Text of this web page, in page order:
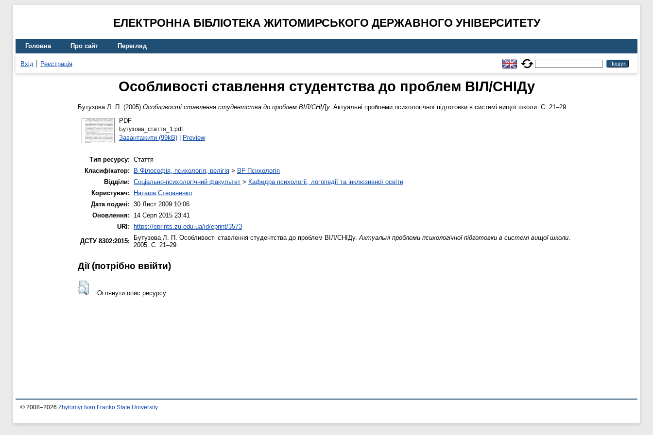
ЕЛЕКТРОННА БІБЛІОТЕКА ЖИТОМИРСЬКОГО ДЕРЖАВНОГО УНІВЕРСИТЕТУ
Головна Про сайт Перегляд
Вхід Реєстрація
Особливості ставлення студентства до проблем ВІЛ/СНІДу
Бутузова Л. П. (2005) Особливості ставлення студентства до проблем ВІЛ/СНІДу. Актуальні проблеми психологічної підготовки в системі вищої школи. С. 21–29.
PDF
Бутузова_стаття_1.pdf
Завантажити (99kB)| Preview
Тип ресурсу: Стаття
Класифікатор:
B Філософія, психологія, релігія > BF Психологія
Відділи: Соціально-психологічний факультет > Кафедра психології, логопедії та інклюзивної освіти
Користувач:
Наташа Степаненко
Дата подачі: 30 Лист 2009 10:06
Оновлення:
14 Серп 2015 23:41
URI:
https://eprints.zu.edu.ua/id/eprint/3573
ДСТУ 8302:2015:
Бутузова Л. П. Особливості ставлення студентства до проблем ВІЛ/СНІДу.Актуальні проблеми психологічної підготовки в системі вищої школи.
2005. С. 21–29.
Дії ​​(потрібно ввійти)
Оглянути опис ресурсу
© 2008–2026 Zhytomyr Ivan Franko State University